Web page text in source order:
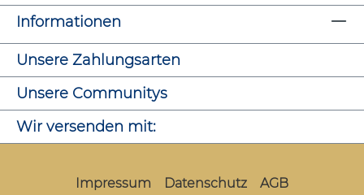
Informationen
Unsere Zahlungsarten
Unsere Communitys
Wir versenden mit:
Impressum Datenschutz AGB